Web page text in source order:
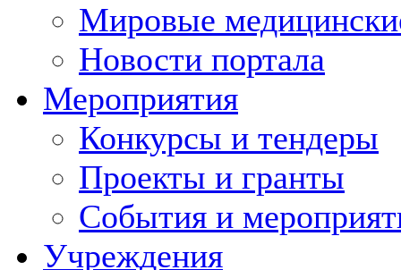
Мировые
Новости портала
Мероприятия
Конкурсы и тендеры
Проекты и гранты
События и
Учреждения